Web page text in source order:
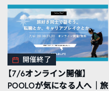
開催終了
【7/6オンライン開催】
POOLOが気になる人へ｜旅